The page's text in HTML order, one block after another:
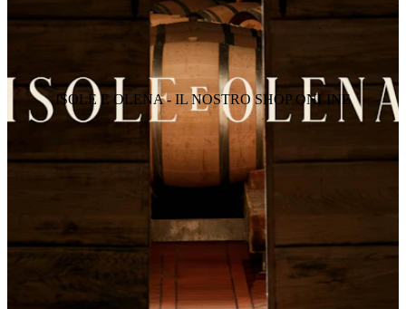
ISOLE E OLENA - IL NOSTRO SHOP ONLINE